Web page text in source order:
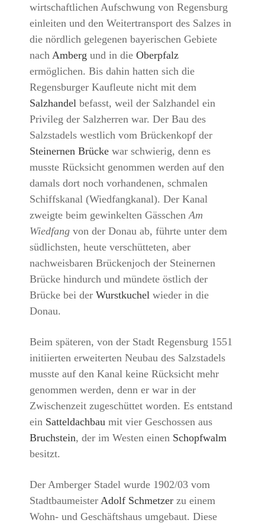
wirtschaftlichen Aufschwung von Regensburg
einleiten und den Weitertransport des Salzes in
die nördlich gelegenen bayerischen Gebiete
nach Amberg und in die Oberpfalz
ermöglichen. Bis dahin hatten sich die
Regensburger Kaufleute nicht mit dem
Salzhandel befasst, weil der Salzhandel ein
Privileg der Salzherren war. Der Bau des
Salzstadels westlich vom Brückenkopf der
Steinernen Brücke war schwierig, denn es
musste Rücksicht genommen werden auf den
damals dort noch vorhandenen, schmalen
Schiffskanal (Wiedfangkanal). Der Kanal
zweigte beim gewinkelten Gässchen Am
Wiedfang von der Donau ab, führte unter dem
südlichsten, heute verschütteten, aber
nachweisbaren Brückenjoch der Steinernen
Brücke hindurch und mündete östlich der
Brücke bei der Wurstkuchel wieder in die
Donau.
Beim späteren, von der Stadt Regensburg 1551
initiierten erweiterten Neubau des Salzstadels
musste auf den Kanal keine Rücksicht mehr
genommen werden, denn er war in der
Zwischenzeit zugeschüttet worden. Es entstand
ein Satteldachbau mit vier Geschossen aus
Bruchstein, der im Westen einen Schopfwalm
besitzt.
Der Amberger Stadel wurde 1902/03 vom
Stadtbaumeister Adolf Schmetzer zu einem
Wohn- und Geschäftshaus umgebaut. Diese